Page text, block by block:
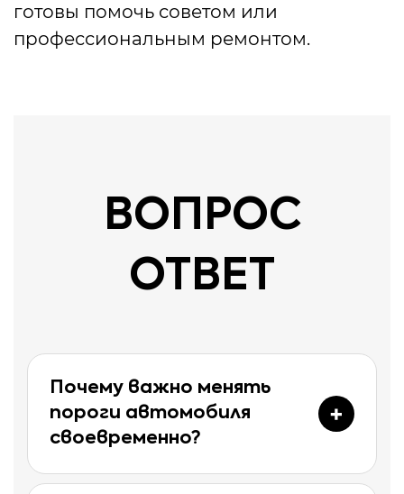
готовы помочь советом или
профессиональным ремонтом.
ВОПРОС
ОТВЕТ
Почему важно менять
пороги автомобиля
своевременно?